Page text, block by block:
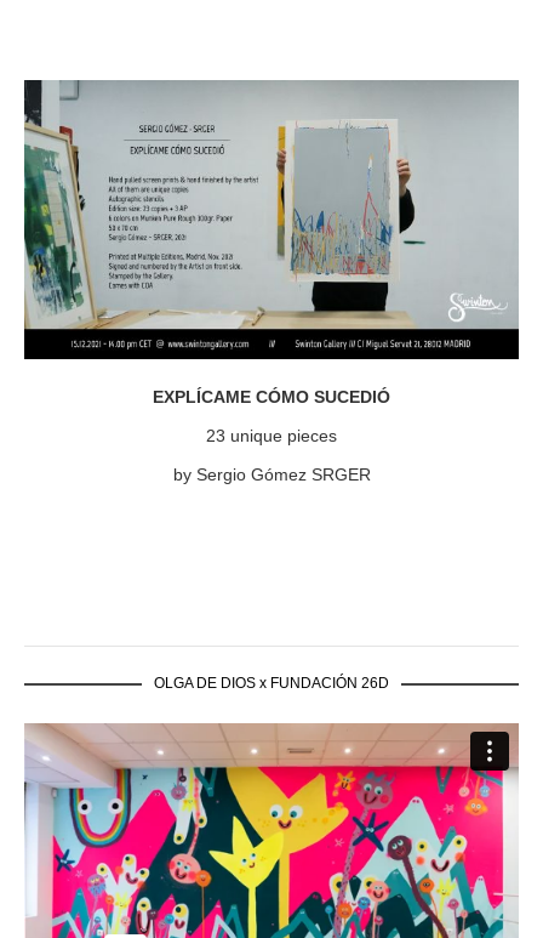
EXPLÍCAME CÓMO SUCEDIÓ
23 unique pieces
by Sergio Gómez SRGER
OLGA DE DIOS x FUNDACIÓN 26D